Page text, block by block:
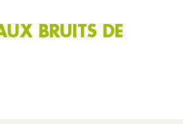
BRUITS DE